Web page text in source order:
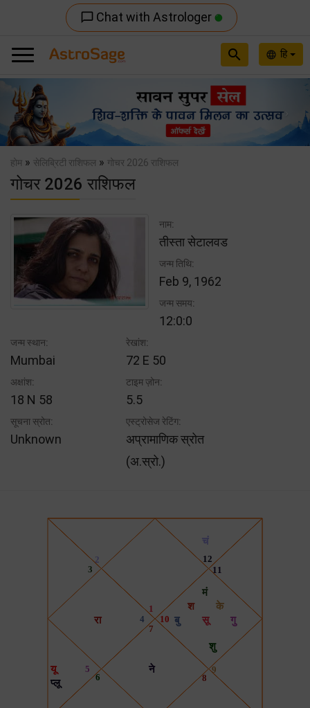
chat_bubble_outline Chat with Astrologer
language हि
search
Previous
होम » सेलिब्रिटी राशिफल » गोचर 2026 राशिफल
गोचर 2026 राशिफल
नाम:
तीस्ता सेटालवड
जन्म तिथि:
Feb 9, 1962
जन्म समय:
12:0:0
जन्म स्थान:
Mumbai
रेखांश:
72 E 50
अक्षांश:
18 N 58
टाइम ज़ोन:
5.5
सूचना स्रोत:
Unknown
एस्ट्रोसेज रेटिंग:
अप्रामाणिक स्रोत
(अ.स्रो.)